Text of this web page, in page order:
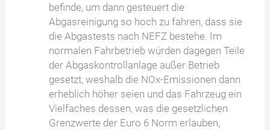
befinde, um dann gesteuert die
Abgasreinigung so hoch zu fahren, dass sie
die Abgastests nach NEFZ bestehe. Im
normalen Fahrbetrieb würden dagegen Teile
der Abgaskontrollanlage außer Betrieb
gesetzt, weshalb die NOx-Emissionen dann
erheblich höher seien und das Fahrzeug ein
Vielfaches dessen, was die gesetzlichen
Grenzwerte der Euro 6 Norm erlauben,